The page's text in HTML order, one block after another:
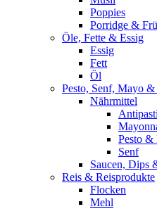
Poppies
Porridge &
Öle, Fette & Essig
Essig
Fett
Öl
Pesto, Senf, Mayo
Nährmittel
Antipasti
Pesto &
Senf
Saucen, Dips
Reis & Reisprodukte
Flocken
Mehl